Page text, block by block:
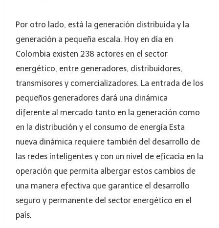
Por otro lado, está la generación distribuida y la
generación a pequeña escala. Hoy en día en
Colombia existen 238 actores en el sector
energético, entre generadores, distribuidores,
transmisores y comercializadores. La entrada de los
pequeños generadores dará una dinámica
diferente al mercado tanto en la generación como
en la distribución y el consumo de energía Esta
nueva dinámica requiere también del desarrollo de
las redes inteligentes y con un nivel de eficacia en la
operación que permita albergar estos cambios de
una manera efectiva que garantice el desarrollo
seguro y permanente del sector energético en el
país.